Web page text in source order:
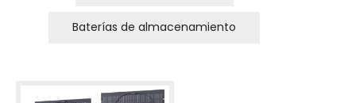
Baterías de almacenamiento